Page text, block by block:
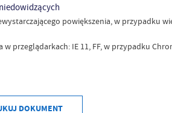
powiększenia, w przypadku
w przeglądarkach: IE 11, FF, w przypadku
DOKUMENT